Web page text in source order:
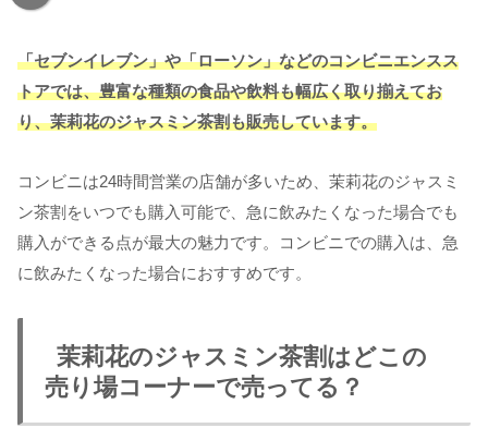
「セブンイレブン」や「ローソン」などのコンビニエンスス
トアでは、豊富な種類の食品や飲料も幅広く取り揃えてお
り、茉莉花のジャスミン茶割も販売しています。
コンビニは24時間営業の店舗が多いため、茉莉花のジャスミ
ン茶割をいつでも購入可能で、急に飲みたくなった場合でも
購入ができる点が最大の魅力です。コンビニでの購入は、急
に飲みたくなった場合におすすめです。
茉莉花のジャスミン茶割はどこの
売り場コーナーで売ってる？